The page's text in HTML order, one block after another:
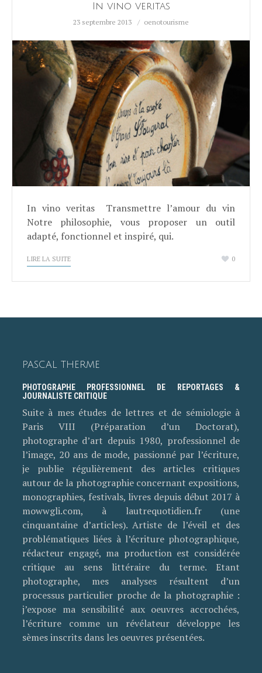
In vino veritas
23 septembre 2013 oenotourisme
In vino veritas Transmettre l’amour du vin
Notre philosophie, vous proposer un outil
adapté, fonctionnel et inspiré, qui.
LIRE LA SUITE 0
PASCAL THERME
PHOTOGRAPHE PROFESSIONNEL DE REPORTAGES &
JOURNALISTE CRITIQUE
Suite à mes études de lettres et de sémiologie à
Paris VIII (Préparation d’un Doctorat),
photographe d’art depuis 1980, professionnel de
l’image, 20 ans de mode, passionné par l’écriture,
je publie régulièrement des articles critiques
autour de la photographie concernant expositions,
monographies, festivals, livres depuis début 2017 à
mowwgli.com, à lautrequotidien.fr (une
cinquantaine d’articles). Artiste de l’éveil et des
problématiques liées à l’écriture photographique,
rédacteur engagé, ma production est considérée
critique au sens littéraire du terme. Etant
photographe, mes analyses résultent d’un
processus particulier proche de la photographie :
j’expose ma sensibilité aux oeuvres accrochées,
l’écriture comme un révélateur développe les
sèmes inscrits dans les oeuvres présentées.